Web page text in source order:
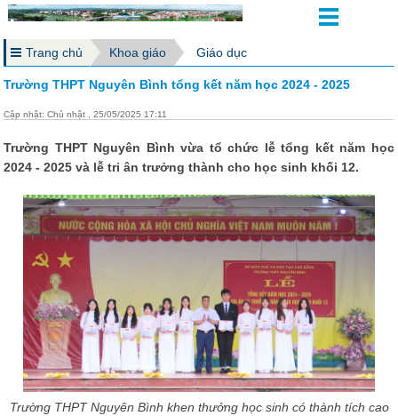
Trang chủ Khoa giáo Giáo dục
Trường THPT Nguyên Bình tổng kết năm học 2024 - 2025
Cập nhật: Chủ nhật , 25/05/2025 17:11
Trường THPT Nguyên Bình vừa tổ chức lễ tổng kết năm học
2024 - 2025 và lễ tri ân trưởng thành cho học sinh khối 12.
Trường THPT Nguyên Bình khen thưởng học sinh có thành tích cao